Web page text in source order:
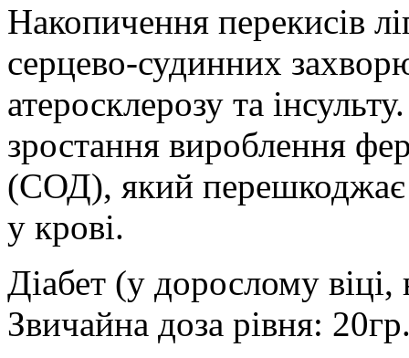
Накопичення перекисів
серцево-судинних
атеросклерозу та
зростання вироблення
(СОД), який перешкоджає
у крові.
Діабет (у дорослому
Звичайна доза рівня: